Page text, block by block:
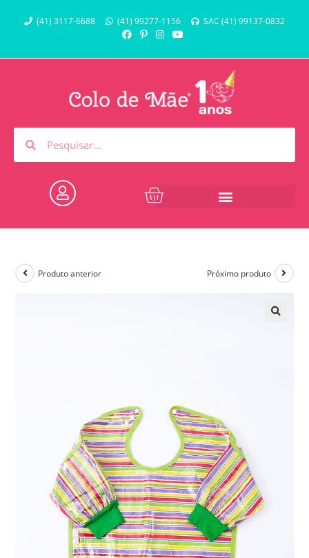
(41) 3117-6688 (41) 99277-1156 SAC (41) 99137-0832
Produto anterior Próximo produto